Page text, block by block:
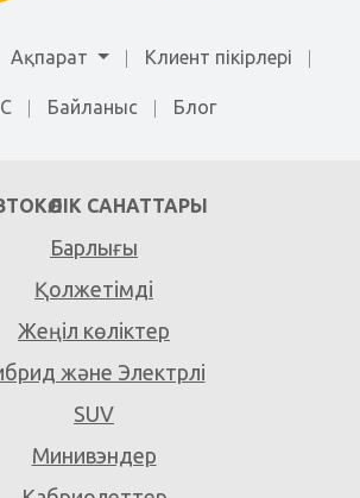
Ақпарат Клиент пікірлері
Байланыс Блог
САНАТТАРЫ
Барлығы
Қолжетімді
Жеңіл көліктер
және Электрлі
SUV
Минивэндер